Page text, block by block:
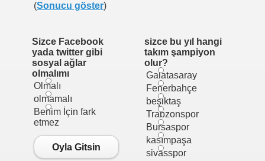
(Sonucu göster)
Sizce Facebook
yada twitter gibi
sosyal ağlar
olmalımı
Olmalı
olmamalı
Benim İçin fark
etmez
Oyla Gitsin
sizce bu yıl hangi
takım şampiyon
olur?
Galatasaray
Fenerbahçe
beşiktaş
Trabzonspor
Bursaspor
kasımpaşa
sivasspor